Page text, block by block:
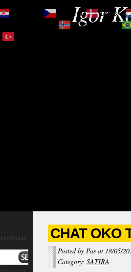
Igor
CHAT OKO
Posted by Pas at 18/05/
Category: SATIRA
Čeština‎
Dansk
Norsk bokmål